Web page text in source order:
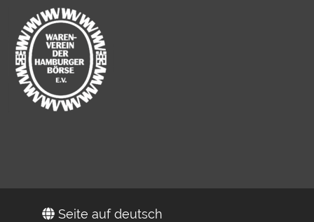
Seite auf deutsch